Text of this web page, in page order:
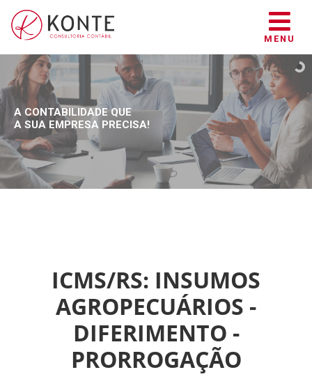
MENU
A CONTABILIDADE QUE
A SUA EMPRESA PRECISA!
ICMS/RS: INSUMOS
AGROPECUÁRIOS -
DIFERIMENTO -
PRORROGAÇÃO